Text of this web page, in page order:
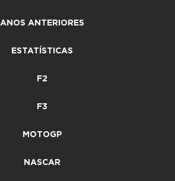
ANOS ANTERIORES
ESTATÍSTICAS
F2
F3
MOTOGP
NASCAR